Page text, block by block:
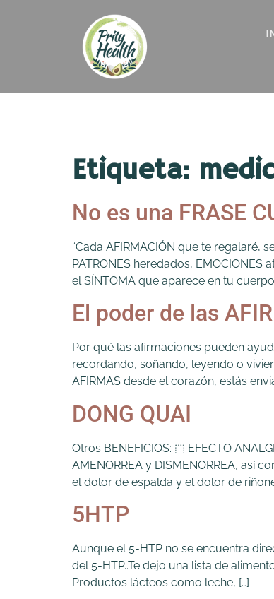
Etiqueta:
No es una FRASE
“Cada AFIRMACIÓN que te regalaré,
PATRONES heredados,
el SÍNTOMA que aparece en tu cuerpo
El poder de las
Por qué las afirmaciones pueden
recordando, soñando, leyendo o
AFIRMAS desde el corazón, estás
DONG QUAI
Otros BENEFICIOS: ⬚ EFECTO
AMENORREA y DISMENORREA, así
el dolor de espalda y el dolor de
5HTP
Aunque el 5-HTP no se encuentra
del 5-HTP..Te dejo una lista de
Productos lácteos como leche, […]